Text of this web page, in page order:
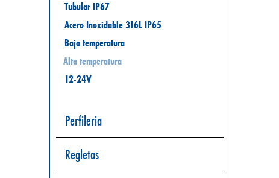
Tubular IP67
Acero Inoxidable 316L IP65
Baja temperatura
Alta temperatura
12-24V
Perfileria
Regletas